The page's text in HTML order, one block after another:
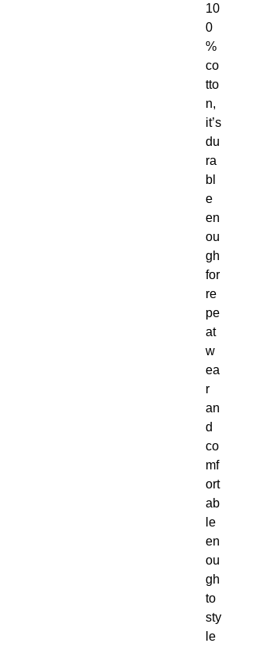
10
0
%
co
tto
n,
it’s
du
ra
bl
e
en
ou
gh
for
re
pe
at
w
ea
r
an
d
co
mf
ort
ab
le
en
ou
gh
to
sty
le